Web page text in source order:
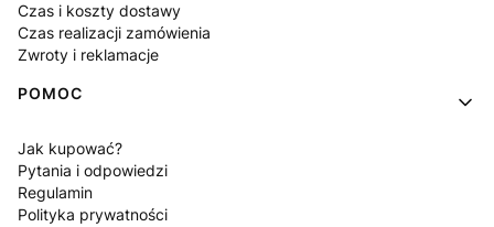
Czas i koszty dostawy
Czas realizacji zamówienia
Zwroty i reklamacje
POMOC
Jak kupować?
Pytania i odpowiedzi
Regulamin
Polityka prywatności